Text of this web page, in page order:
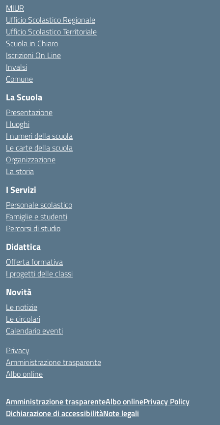
MIUR
Ufficio Scolastico Regionale
Ufficio Scolastico Territoriale
Scuola in Chiaro
Iscrizioni On Line
Invalsi
Comune
La Scuola
Presentazione
I luoghi
I numeri della scuola
Le carte della scuola
Organizzazione
La storia
I Servizi
Personale scolastico
Famiglie e studenti
Percorsi di studio
Didattica
Offerta formativa
I progetti delle classi
Novità
Le notizie
Le circolari
Calendario eventi
Privacy
Amministrazione trasparente
Albo online
Amministrazione trasparenteAlbo onlinePrivacy Policy
Dichiarazione di accessibilitàNote legali